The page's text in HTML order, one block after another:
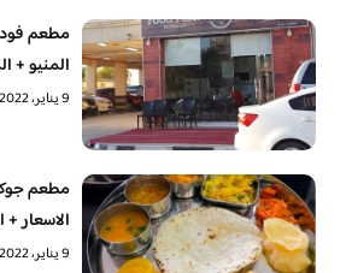
مطعم فود
المنيو +
9 يناير، 2022
مطعم
الاسعار
9 يناير، 2022